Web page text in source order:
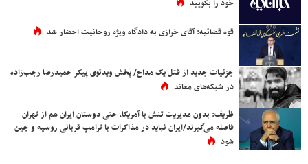
خود را بگویید
قوه قضائیه: آقای خرازی به دادگاه ویژه روحانیت احضار شد
جزئیات جدید از قتل یک مداح/ پخش ویدئوی پیکر حمیدرضا رجب‌زاده
در شبکه‌های معاند
ظریف: بدون مدیریت تنش با آمریکا، حتی دوستان ایران هم از تهران
فاصله می‌گیرند/ایران نباید در مذاکرات با ترامپ قربانی روسیه و چین
شود